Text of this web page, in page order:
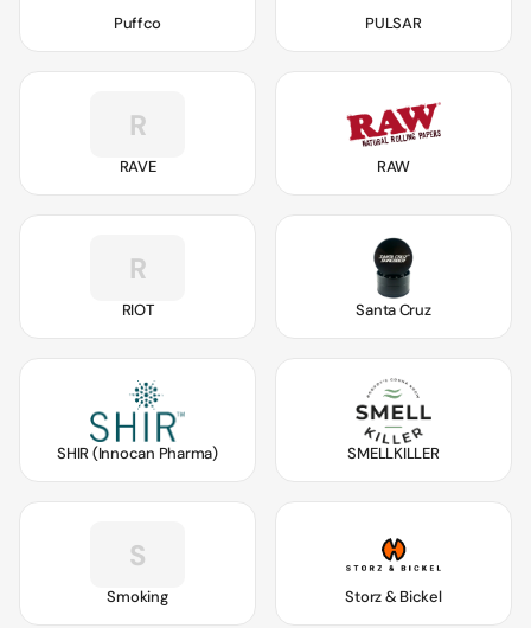
Puffco PULSAR
R
RAVE RAW
R
RIOT Santa Cruz
SHIR (Innocan Pharma) SMELLKILLER
S
Smoking Storz & Bickel